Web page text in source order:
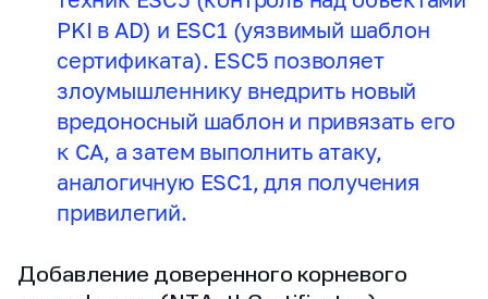
PKI в AD) и ESC1 (уязвимый шаблон
сертификата). ESC5 позволяет
злоумышленнику внедрить новый
вредоносный шаблон и привязать его
к CA, а затем выполнить атаку,
аналогичную ESC1, для получения
привилегий.
Добавление доверенного корневого